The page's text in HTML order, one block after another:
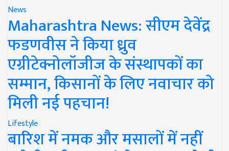
News
Maharashtra News: सीएम देवेंद्र
फडणवीस ने किया ध्रुव
एग्रीटेक्नोलॉजीज के संस्थापकों का
सम्मान, किसानों के लिए नवाचार को
मिली नई पहचान!
Lifestyle
बारिश में नमक और मसालों में नहीं